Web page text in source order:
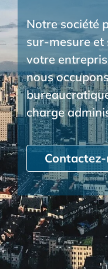
Notre société
sur-mesure
votre
nous
charge